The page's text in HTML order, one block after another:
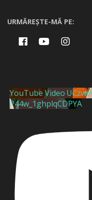
URMĂREȘTE-MĂ PE:
YouTube Video
P44w_1ghplqCDPYA